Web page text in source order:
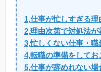
1,仕事が忙しすぎる理
2,理由次第で対処法が
3,忙しくない仕事・職
4,転職の準備をしてお
5,仕事が辞めれない場